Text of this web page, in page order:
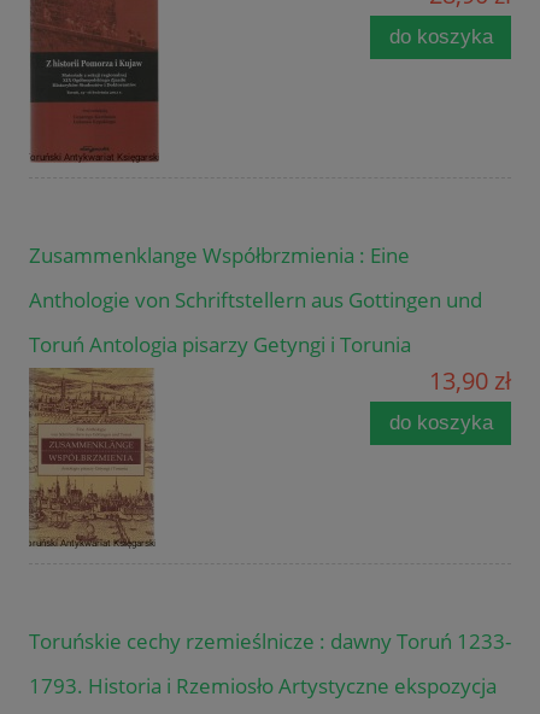
do koszyka
Zusammenklange Współbrzmienia : Eine
Anthologie von Schriftstellern aus Gottingen und
Toruń Antologia pisarzy Getyngi i Torunia
13,90 zł
do koszyka
Toruńskie cechy rzemieślnicze : dawny Toruń 1233-
1793. Historia i Rzemiosło Artystyczne ekspozycja